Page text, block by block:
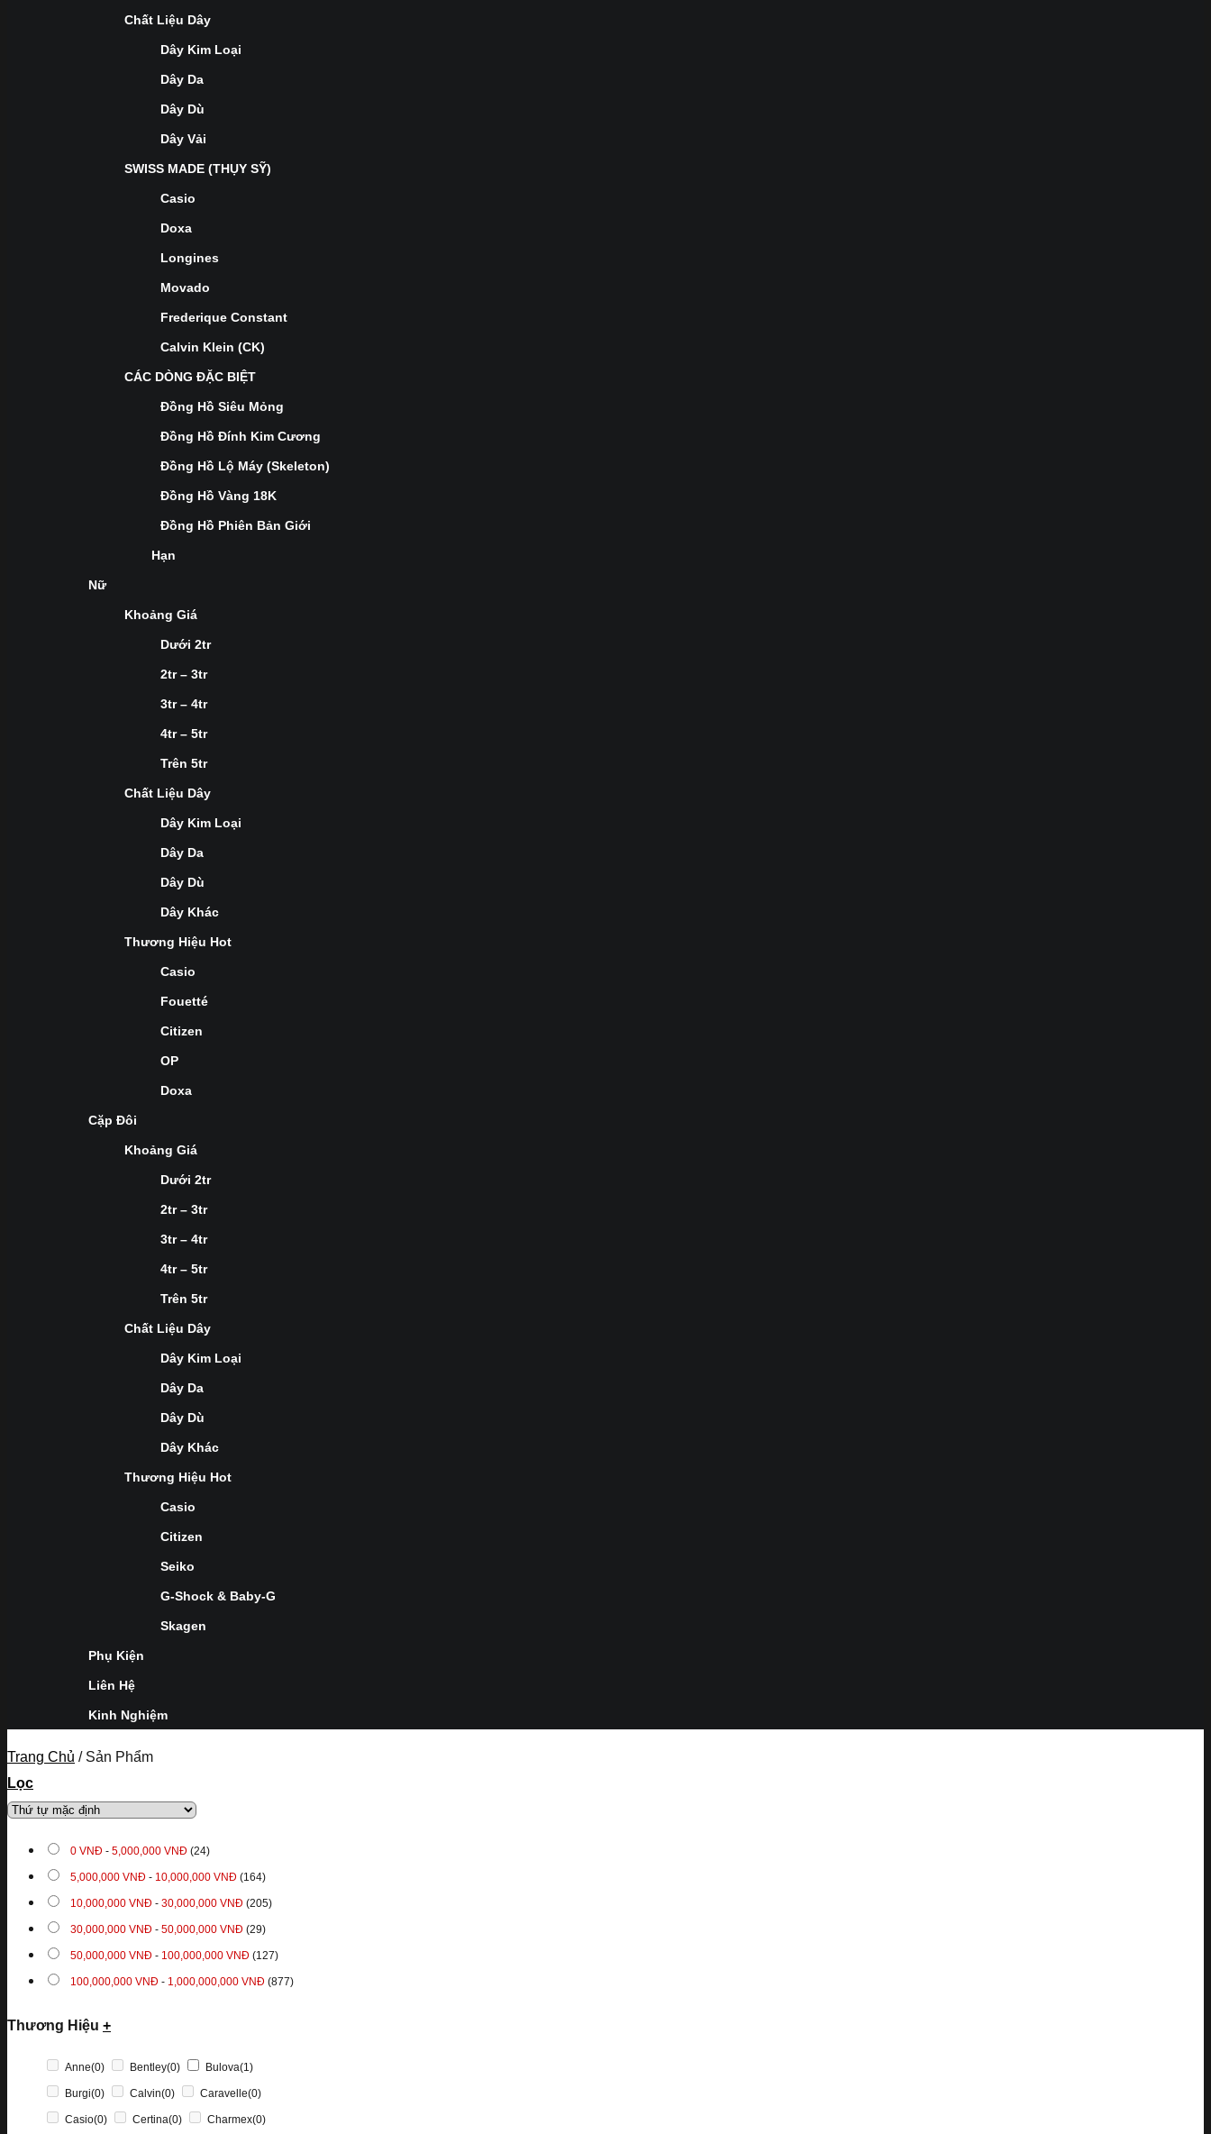
Chất Liệu Dây
Dây Kim Loại
Dây Da
Dây Dù
Dây Vải
SWISS MADE (THỤY SỸ)
Casio
Doxa
Longines
Movado
Frederique Constant
Calvin Klein (CK)
CÁC DÒNG ĐẶC BIỆT
Đồng Hồ Siêu Mỏng
Đồng Hồ Đính Kim Cương
Đồng Hồ Lộ Máy (Skeleton)
Đồng Hồ Vàng 18K
Đồng Hồ Phiên Bản Giới
Hạn
Nữ
Khoảng Giá
Dưới 2tr
2tr – 3tr
3tr – 4tr
4tr – 5tr
Trên 5tr
Chất Liệu Dây
Dây Kim Loại
Dây Da
Dây Dù
Dây Khác
Thương Hiệu Hot
Casio
Fouetté
Citizen
OP
Doxa
Cặp Đôi
Khoảng Giá
Dưới 2tr
2tr – 3tr
3tr – 4tr
4tr – 5tr
Trên 5tr
Chất Liệu Dây
Dây Kim Loại
Dây Da
Dây Dù
Dây Khác
Thương Hiệu Hot
Casio
Citizen
Seiko
G-Shock & Baby-G
Skagen
Phụ Kiện
Liên Hệ
Kinh Nghiệm
Trang Chủ /Sản Phẩm
Lọc
0 VNĐ - 5,000,000 VNĐ (24)
5,000,000 VNĐ - 10,000,000 VNĐ (164)
10,000,000 VNĐ - 30,000,000 VNĐ (205)
30,000,000 VNĐ - 50,000,000 VNĐ (29)
50,000,000 VNĐ - 100,000,000 VNĐ (127)
100,000,000 VNĐ - 1,000,000,000 VNĐ (877)
Thương Hiệu +
Anne(0) Bentley(0) Bulova(1)
Burgi(0) Calvin(0) Caravelle(0)
Casio(0) Certina(0) Charmex(0)